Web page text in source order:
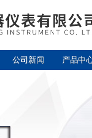
公司新闻 产品中